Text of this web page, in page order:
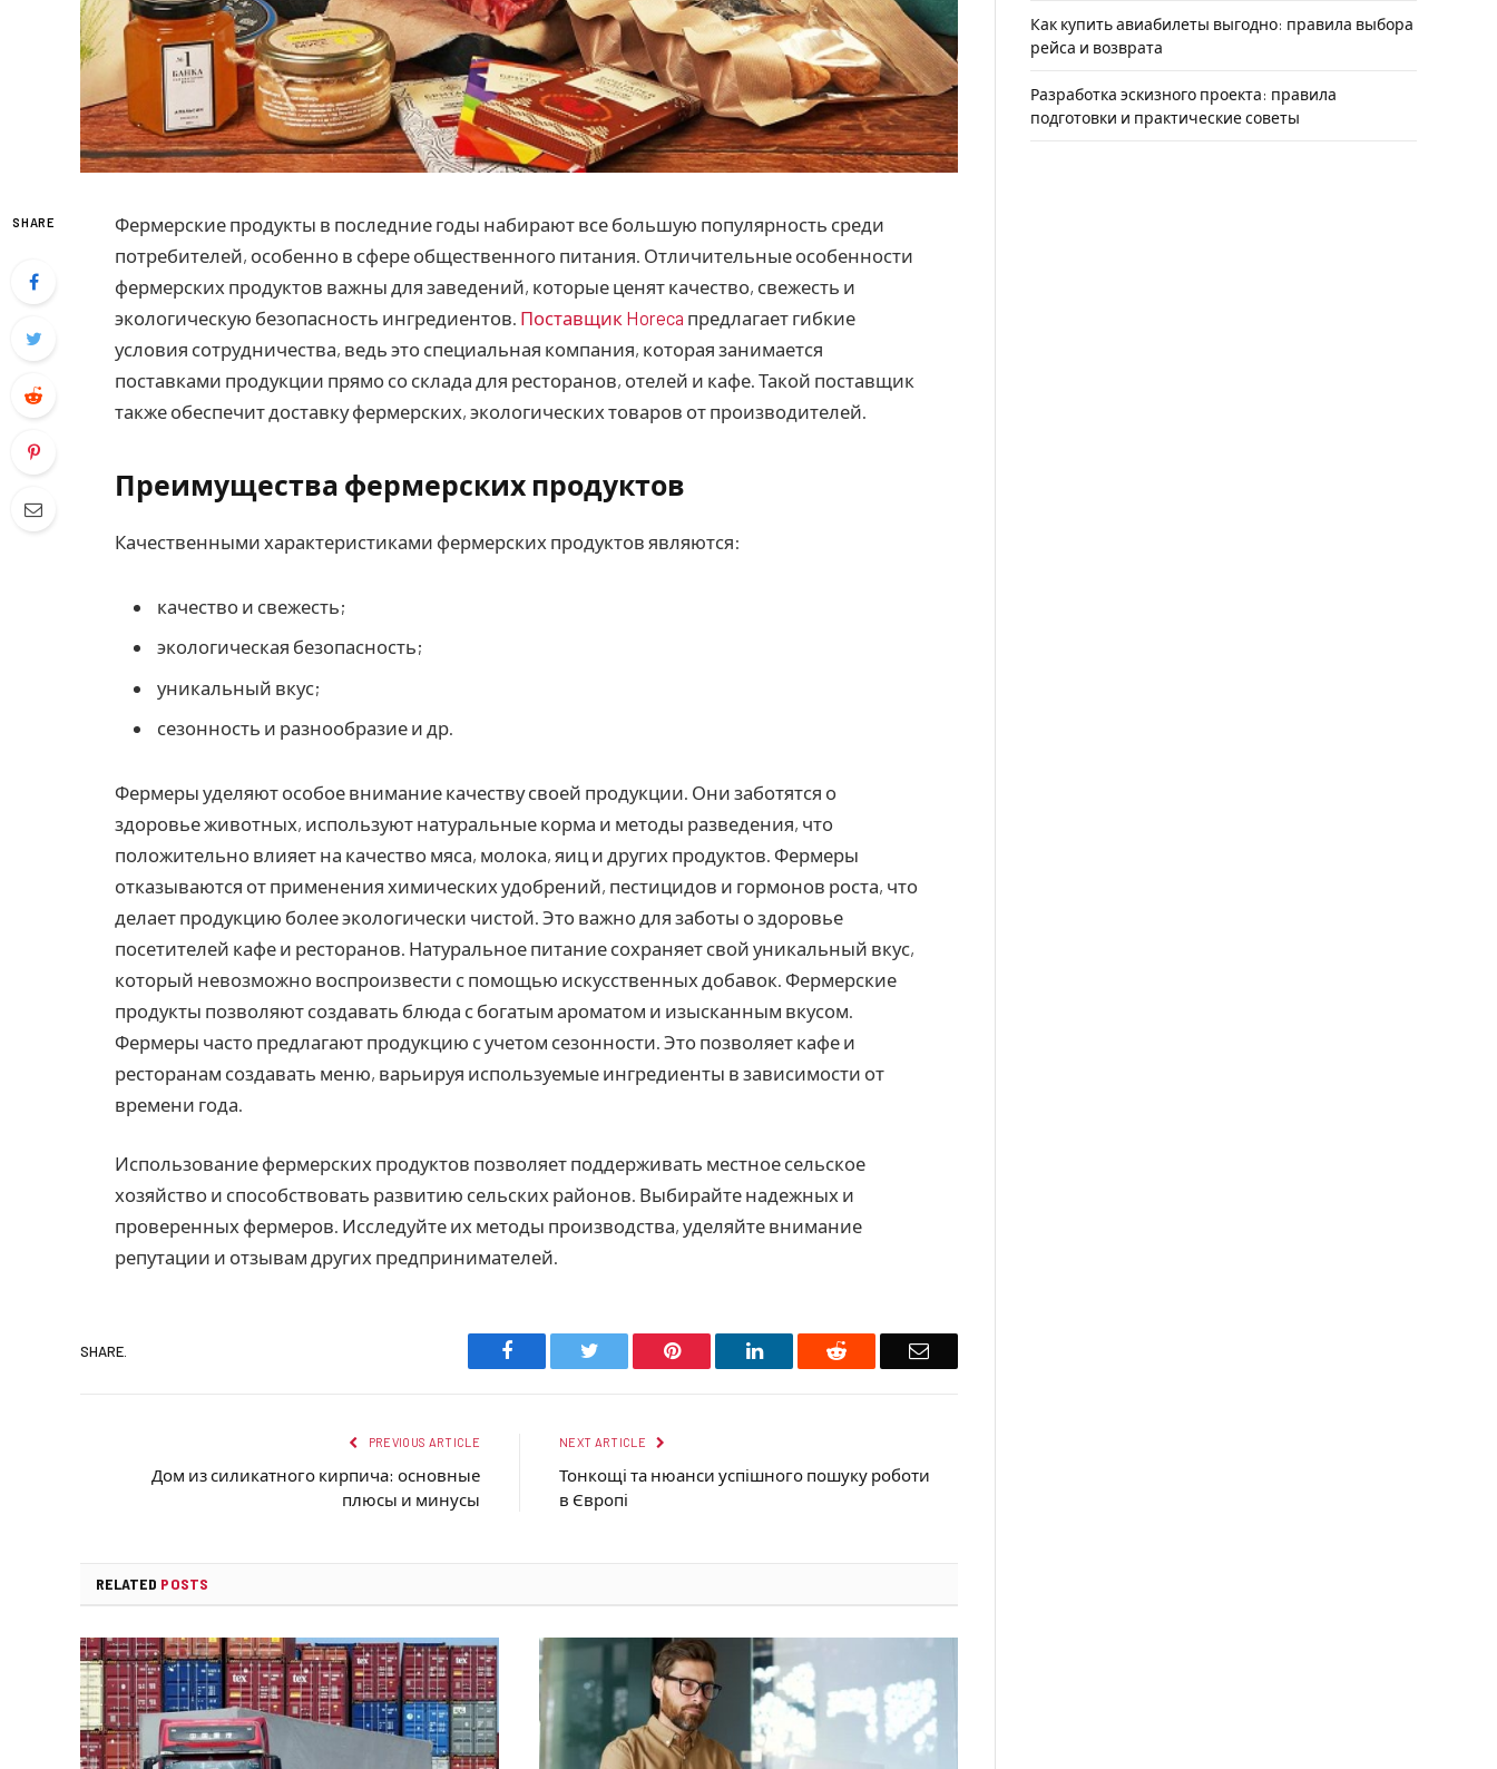
SHARE
Фермерские продукты в последние годы набирают все большую популярность среди
потребителей, особенно в сфере общественного питания. Отличительные особенности
фермерских продуктов важны для заведений, которые ценят качество, свежесть и
экологическую безопасность ингредиентов. Поставщик Horeca предлагает гибкие
условия сотрудничества, ведь это специальная компания, которая занимается
поставками продукции прямо со склада для ресторанов, отелей и кафе. Такой поставщик
также обеспечит доставку фермерских, экологических товаров от производителей.
Преимущества фермерских продуктов
Качественными характеристиками фермерских продуктов являются:
качество и свежесть;
экологическая безопасность;
уникальный вкус;
сезонность и разнообразие и др.
Фермеры уделяют особое внимание качеству своей продукции. Они заботятся о
здоровье животных, используют натуральные корма и методы разведения, что
положительно влияет на качество мяса, молока, яиц и других продуктов. Фермеры
отказываются от применения химических удобрений, пестицидов и гормонов роста, что
делает продукцию более экологически чистой. Это важно для заботы о здоровье
посетителей кафе и ресторанов. Натуральное питание сохраняет свой уникальный вкус,
который невозможно воспроизвести с помощью искусственных добавок. Фермерские
продукты позволяют создавать блюда с богатым ароматом и изысканным вкусом.
Фермеры часто предлагают продукцию с учетом сезонности. Это позволяет кафе и
ресторанам создавать меню, варьируя используемые ингредиенты в зависимости от
времени года.
Использование фермерских продуктов позволяет поддерживать местное сельское
хозяйство и способствовать развитию сельских районов. Выбирайте надежных и
проверенных фермеров. Исследуйте их методы производства, уделяйте внимание
репутации и отзывам других предпринимателей.
SHARE. Facebook Twitter Pinterest LinkedIn Reddit Email
PREVIOUS ARTICLE
Дом из силикатного кирпича: основные
плюсы и минусы
NEXT ARTICLE
Тонкощі та нюанси успішного пошуку роботи
в Європі
RELATED POSTS
Как купить авиабилеты выгодно: правила выбора
рейса и возврата
Разработка эскизного проекта: правила
подготовки и практические советы